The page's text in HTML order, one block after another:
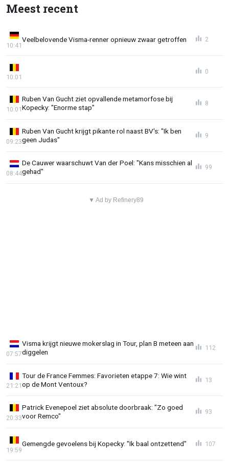
Meest recent
Veelbelovende Visma-renner opnieuw zwaar getroffen
10:41
2
10:01
0
Ruben Van Gucht ziet opvallende metamorfose bij
Kopecky: "Enorme stap"
10:01
8
Ruben Van Gucht krijgt pikante rol naast BV's: "Ik ben
geen Judas"
09:23
9
De Cauwer waarschuwt Van der Poel: "Kans misschien al
gehad"
08:44
99
▼ Ad by Refinery89
Visma krijgt nieuwe mokerslag in Tour, plan B meteen aan
diggelen
07:57
112
Tour de France Femmes: Favorieten etappe 7: Wie wint
op de Mont Ventoux?
21:21
13
Patrick Evenepoel ziet absolute doorbraak: "Zo goed
voor Remco"
20:33
93
Gemengde gevoelens bij Kopecky: "Ik baal ontzettend"
19:59
107